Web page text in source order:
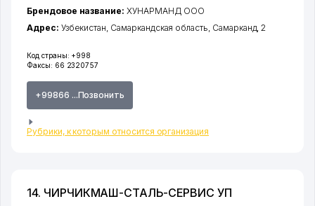
Код страны: +998
Факсы: 66 2320757
+99866 ...Позвонить
Рубрики, к которым относится организация
Брендовое название: ХУНАРМАНД ООО
Адрес: Узбекистан, Самаркандская область Самарканд , 2
14. ЧИРЧИКМАШ-СТАЛЬ-СЕРВИС УП